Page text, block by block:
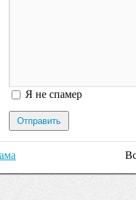
Я спамер
Я не спамер